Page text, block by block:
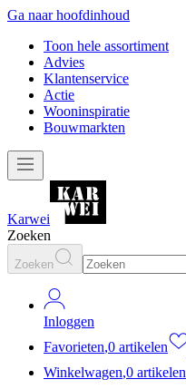
Ga naar hoofdinhoud
Toon hele assortiment
Advies
Klantenservice
Actie
Wooninspiratie
Bouwmarkten
Karwei
Zoeken
Zoeken
Inloggen
Favorieten,0 artikelen
Winkelwagen,0 artikelen